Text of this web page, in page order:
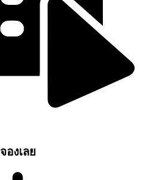
จองเลย